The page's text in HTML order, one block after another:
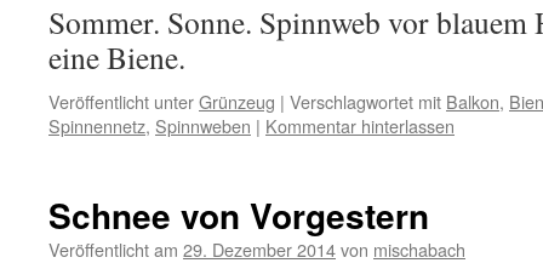
Sommer. Sonne. Spinnweb vor
eine Biene.
Veröffentlicht unterGrünzeug | Verschlagwortet mit Balkon,
Spinnennetz, Spinnweben | Kommentar hinterlassen
Schnee von Vorgestern
Veröffentlicht am 29. Dezember 2014von mischabach